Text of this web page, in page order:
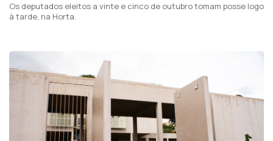
Os deputados eleitos a vinte e cinco de outubro tomam posse logo
à tarde, na Horta.